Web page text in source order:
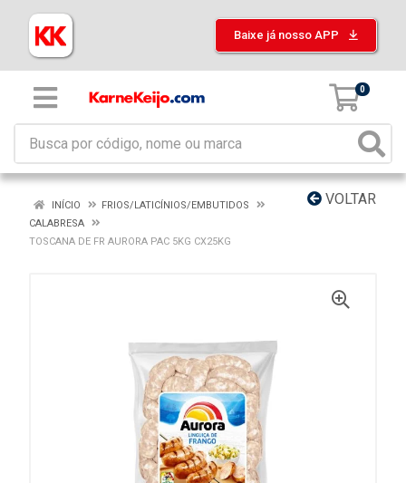
Baixe já nosso APP
0
VOLTAR
INÍCIO
FRIOS/LATICÍNIOS/EMBUTIDOS
CALABRESA
TOSCANA DE FR AURORA PAC 5KG CX25KG